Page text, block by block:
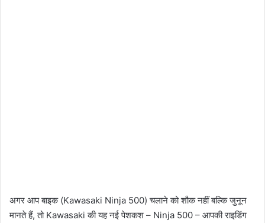
अगर आप बाइक (Kawasaki Ninja 500) चलाने को शौक नहीं बल्कि जुनून
मानते हैं, तो Kawasaki की यह नई पेशकश – Ninja 500 – आपकी राइडिंग